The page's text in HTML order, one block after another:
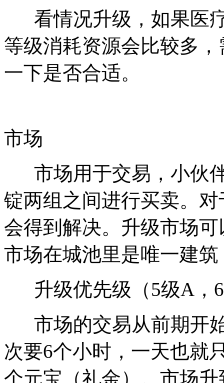
看情况升级，如果医
等级消耗资源会比较多
一下是否合适。
市场
市场用于交易，小伙
锭两组之间进行买卖。
会得到解决。升级市场
市场在城池里是唯一建
升级优先级（5级A，
市场的交易从前期开
次要6个小时，一天也就
个元宝（礼金）。市场